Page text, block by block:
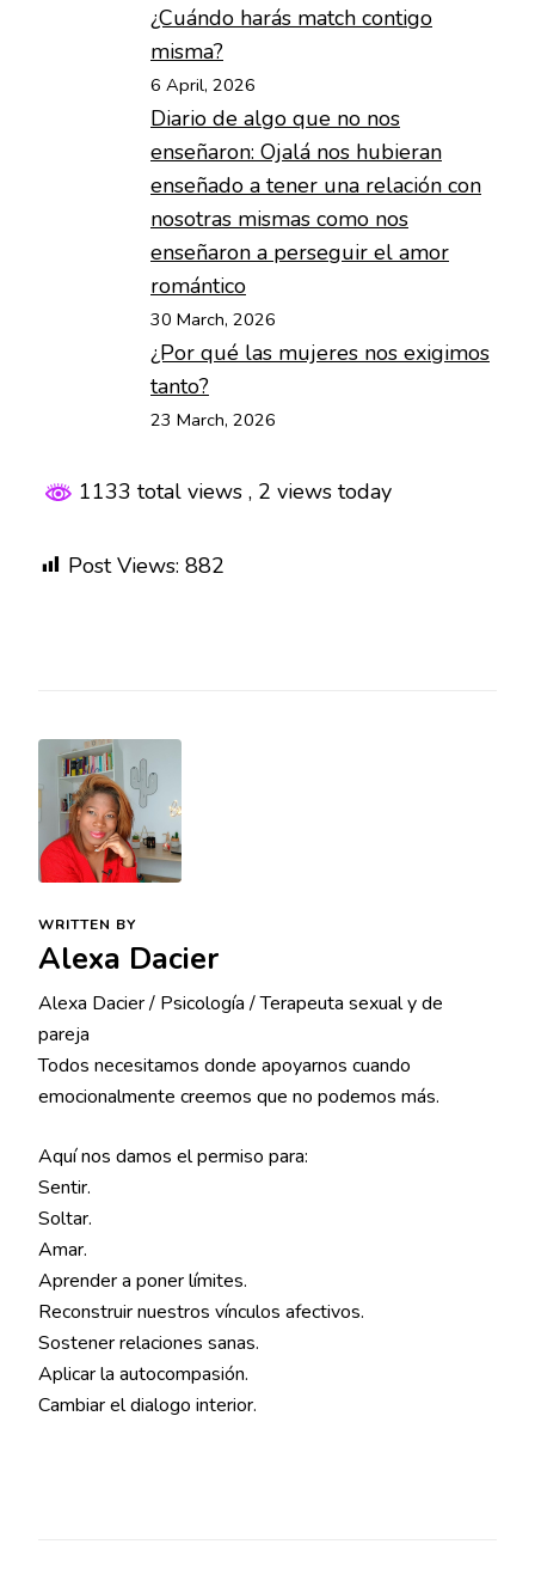
¿Cuándo harás match contigo
misma?
6 April, 2026
Diario de algo que no nos
enseñaron: Ojalá nos hubieran
enseñado a tener una relación con
nosotras mismas como nos
enseñaron a perseguir el amor
romántico
30 March, 2026
¿Por qué las mujeres nos exigimos
tanto?
23 March, 2026
1133 total views , 2 views today
Post Views: 882
WRITTEN BY
Alexa Dacier
Alexa Dacier / Psicología / Terapeuta sexual y de
pareja
Todos necesitamos donde apoyarnos cuando
emocionalmente creemos que no podemos más.
Aquí nos damos el permiso para:
Sentir.
Soltar.
Amar.
Aprender a poner límites.
Reconstruir nuestros vínculos afectivos.
Sostener relaciones sanas.
Aplicar la autocompasión.
Cambiar el dialogo interior.